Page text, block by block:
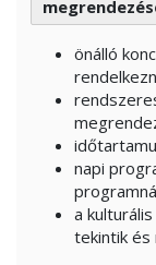
önálló
napi
a
tekintik és